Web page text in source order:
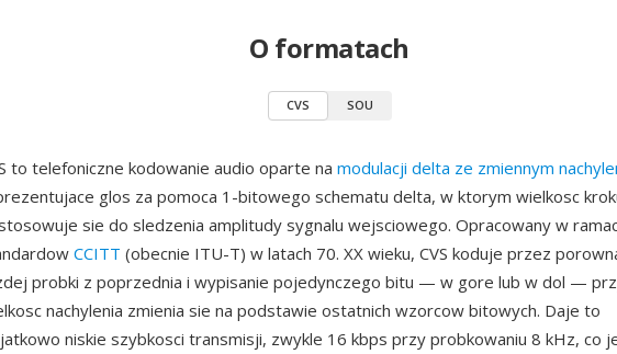
O formatach
CVS SOU
to telefoniczne kodowanie audio oparte na modulacji delta ze zmiennym
glos za pomoca 1-bitowego schematu delta, w ktorym wielkosc
sie do sledzenia amplitudy sygnalu wejsciowego. Opracowany w
CCITT (obecnie ITU-T) w latach 70. XX wieku, CVS koduje przez
probki z poprzednia i wypisanie pojedynczego bitu — w gore lub w dol —
nachylenia zmienia sie na podstawie ostatnich wzorcow bitowych. Daje to
niskie szybkosci transmisji, zwykle 16 kbps przy probkowaniu 8 kHz, co